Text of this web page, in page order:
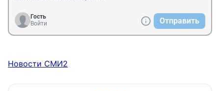
Гость
Войти
Отправить
Новости СМИ2